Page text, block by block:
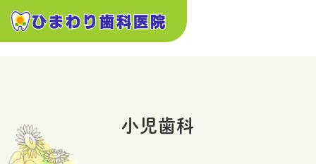
小児歯科